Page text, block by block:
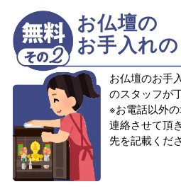
お仏壇の
お手入れの
お仏壇のお手
のスタッフが
※お電話以外
連絡させて頂
先を記載くだ